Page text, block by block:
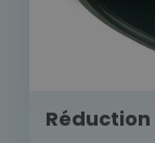
Réduction